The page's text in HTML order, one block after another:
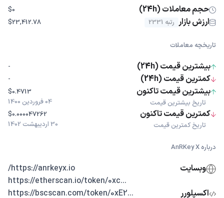
حجم معاملات (24h) $0
ارزش بازار رتبه 2331 $23,412.78
تاریخچه معاملات
بیشترین قیمت (24h) -
کمترین قیمت (24h) -
بیشترین قیمت تاکنون
تاریخ بیشترین قیمت
$0.4713
04 فروردین 1400
کمترین قیمت تاکنون
تاریخ کمترین قیمت
$0.000047262
30 اردیبهشت 1402
درباره AnRKey X
وبسایت https://anrkeyx.io/
اکسپلورر
...https://etherscan.io/token/0xc
...https://bscscan.com/token/0xE2